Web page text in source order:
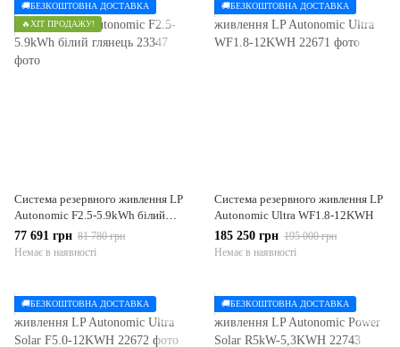
🚚БЕЗКОШТОВНА ДОСТАВКА
🔥ХІТ ПРОДАЖУ!
Система резервного живлення LP
Autonomic F2.5-5.9kWh білий
глянець
77 691 грн 81 780 грн
Немає в наявності
🚚БЕЗКОШТОВНА ДОСТАВКА
Система резервного живлення LP
Autonomic Ultra WF1.8-12KWH
185 250 грн 195 000 грн
Немає в наявності
🚚БЕЗКОШТОВНА ДОСТАВКА 🚚БЕЗКОШТОВНА ДОСТАВКА